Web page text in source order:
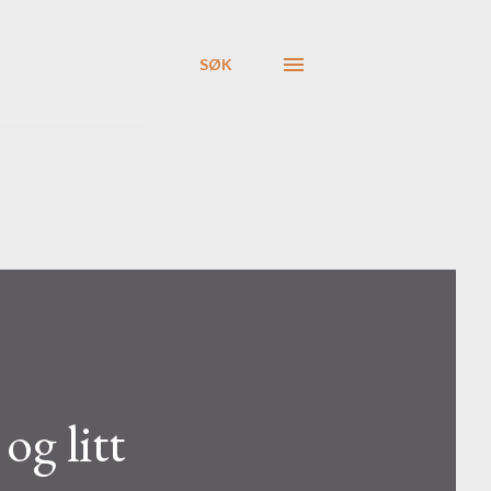
SØK
og litt